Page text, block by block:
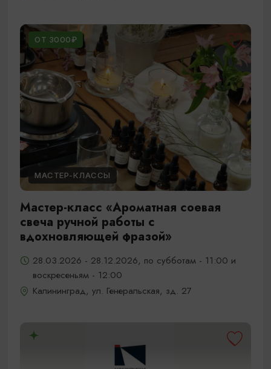
ОТ 3000₽
МАСТЕР-КЛАССЫ
Мастер-класс «Ароматная соевая
свеча ручной работы с
вдохновляющей фразой»
28.03.2026 - 28.12.2026, по субботам - 11:00 и
воскресеньям - 12:00
Калининград, ул. Генеральская, зд. 27